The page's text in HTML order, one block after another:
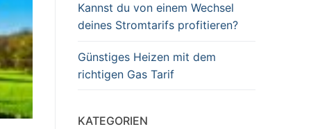
Kannst du von einem Wechsel
deines Stromtarifs profitieren?
Günstiges Heizen mit dem
richtigen Gas Tarif
KATEGORIEN